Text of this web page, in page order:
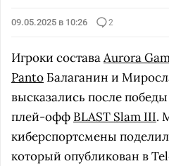
09.05.2025 в 10:26 2
Игроки составаAurora
Panto Балаганин и
высказались после
плей-офф BLAST Slam III.
киберспортсмены
который опубликован в